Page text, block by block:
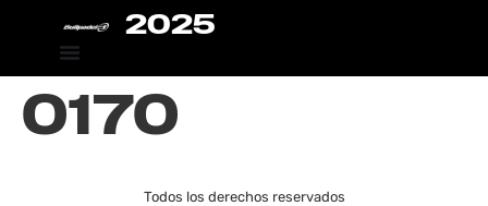
2025
0170
Todos los derechos reservados